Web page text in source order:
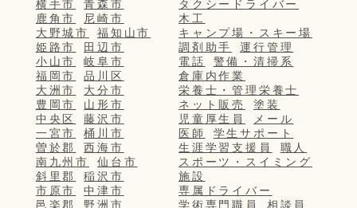
横手市
青森市
鹿角市
尼崎市
大野城市
福知山市
姫路市
田辺市
小山市
岐阜市
福岡市
品川区
大洲市
大分市
豊岡市
山形市
中央区
藤沢市
一宮市
桶川市
曽於郡
西海市
南九州市
仙台市
斜里郡
稲沢市
市原市
中津市
邑楽郡
野洲市
タクシードライバー
木工
キャンプ場・スキー場
調剤助手
運行管理
電話
警備・清掃系
倉庫内作業
栄養士・管理栄養士
ネット販売
塗装
児童厚生員
メール
医師
学生サポート
生涯学習支援員
職人
スポーツ・スイミング
施設
専属ドライバー
学術専門職員
相談員